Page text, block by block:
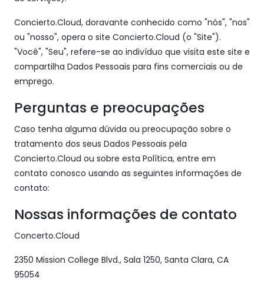
Concierto.Cloud, doravante conhecido como "nós", "nos"
ou "nosso", opera o site Concierto.Cloud (o "Site").
"Você", "Seu", refere-se ao indivíduo que visita este site e
compartilha Dados Pessoais para fins comerciais ou de
emprego.
Perguntas e preocupações
Caso tenha alguma dúvida ou preocupação sobre o
tratamento dos seus Dados Pessoais pela
Concierto.Cloud ou sobre esta Política, entre em
contato conosco usando as seguintes informações de
contato:
Nossas informações de contato
Concerto.Cloud
2350 Mission College Blvd., Sala 1250, Santa Clara, CA
95054